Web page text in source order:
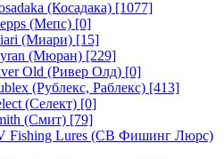
(Косадака) [1077]
(Мепс) [0]
(Миари) [15]
(Мюран) [229]
Old (Ривер Олд) [0]
(Рублекс, Раблекс) [413]
(Селект) [0]
(Смит) [79]
Fishing Lures (СВ Фишинг Люрс)